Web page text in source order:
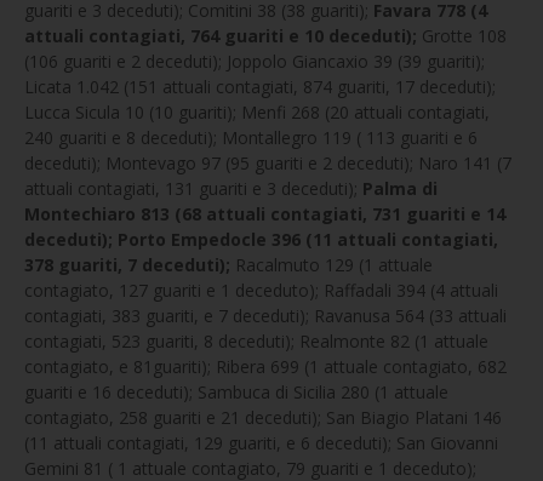
guariti e 3 deceduti); Comitini 38 (38 guariti); Favara 778 (4
attuali contagiati, 764 guariti e 10 deceduti); Grotte 108
(106 guariti e 2 deceduti); Joppolo Giancaxio 39 (39 guariti);
Licata 1.042 (151 attuali contagiati, 874 guariti, 17 deceduti);
Lucca Sicula 10 (10 guariti); Menfi 268 (20 attuali contagiati,
240 guariti e 8 deceduti); Montallegro 119 ( 113 guariti e 6
deceduti); Montevago 97 (95 guariti e 2 deceduti); Naro 141 (7
attuali contagiati, 131 guariti e 3 deceduti); Palma di
Montechiaro 813 (68 attuali contagiati, 731 guariti e 14
deceduti); Porto Empedocle 396 (11 attuali contagiati,
378 guariti, 7 deceduti); Racalmuto 129 (1 attuale
contagiato, 127 guariti e 1 deceduto); Raffadali 394 (4 attuali
contagiati, 383 guariti, e 7 deceduti); Ravanusa 564 (33 attuali
contagiati, 523 guariti, 8 deceduti); Realmonte 82 (1 attuale
contagiato, e 81guariti); Ribera 699 (1 attuale contagiato, 682
guariti e 16 deceduti); Sambuca di Sicilia 280 (1 attuale
contagiato, 258 guariti e 21 deceduti); San Biagio Platani 146
(11 attuali contagiati, 129 guariti, e 6 deceduti); San Giovanni
Gemini 81 ( 1 attuale contagiato, 79 guariti e 1 deceduto);